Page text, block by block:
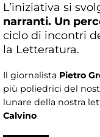
L’iniziativa si
narranti. Un
ciclo di incontri
la Letteratura.
Il giornalista Pietro
più poliedrici del
lunare della nostra
Calvino